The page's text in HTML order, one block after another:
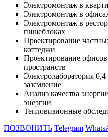
Электромонтаж в
Электромонтаж в
Электромонтаж в
пищеблоках
Проектирование
коттеджи
Проектирование
пространств
Электролаборатория
заземление
Анализ качества
энергии
Тепловизионные
ПОЗВОНИТЬ Telegram